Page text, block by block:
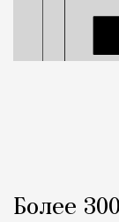
Более